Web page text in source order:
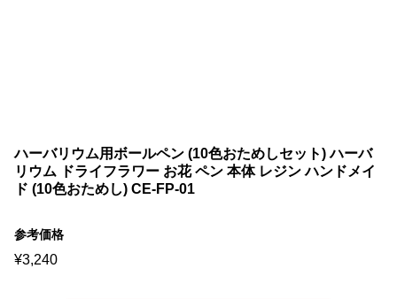
ハーバリウム用ボールペン (10色おためしセット) ハーバ
リウム ドライフラワー お花 ペン 本体 レジン ハンドメイ
ド (10色おためし) CE-FP-01
参考価格
¥3,240